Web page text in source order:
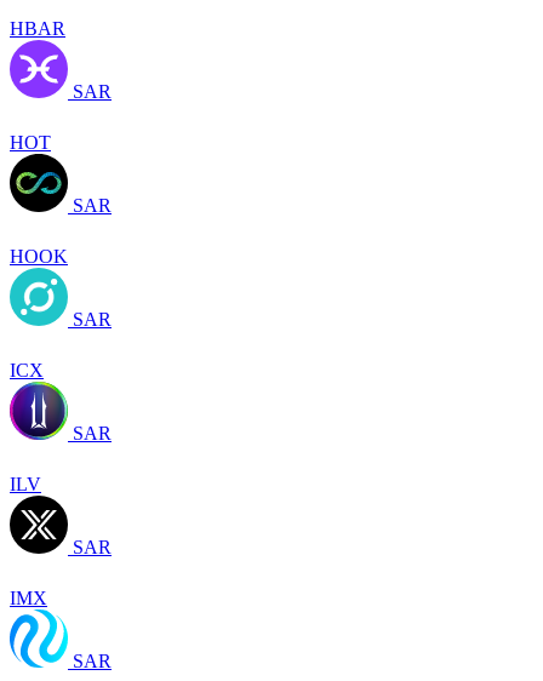
HBAR
SAR
HOT
SAR
HOOK
SAR
ICX
SAR
ILV
SAR
IMX
SAR